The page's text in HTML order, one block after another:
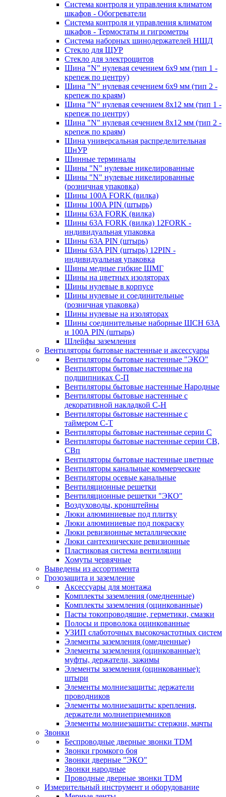
Система контроля и управления климатом
шкафов - Обогреватели
Система контроля и управления климатом
шкафов - Термостаты и гигрометры
Система наборных шинодержателей НШД
Стекло для ЩУР
Стекло для электрощитов
Шина "N" нулевая сечением 6х9 мм (тип 1 -
крепеж по центру)
Шина "N" нулевая сечением 6х9 мм (тип 2 -
крепеж по краям)
Шина "N" нулевая сечением 8х12 мм (тип 1 -
крепеж по центру)
Шина "N" нулевая сечением 8х12 мм (тип 2 -
крепеж по краям)
Шина универсальная распределительная
ШнУР
Шинные терминалы
Шины "N" нулевые никелированные
Шины "N" нулевые никелированные
(розничная упаковка)
Шины 100A FORK (вилка)
Шины 100A PIN (штырь)
Шины 63A FORK (вилка)
Шины 63A FORK (вилка) 12FORK -
индивидуальная упаковка
Шины 63A PIN (штырь)
Шины 63A PIN (штырь) 12PIN -
индивидуальная упаковка
Шины медные гибкие ШМГ
Шины на цветных изоляторах
Шины нулевые в корпусе
Шины нулевые и соединительные
(розничная упаковка)
Шины нулевые на изоляторах
Шины соединительные наборные ШСН 63A
и 100А PIN (штырь)
Шлейфы заземления
Вентиляторы бытовые настенные и аксессуары
Вентиляторы бытовые настенные "ЭКО"
Вентиляторы бытовые настенные на
подшипниках С-П
Вентиляторы бытовые настенные Народные
Вентиляторы бытовые настенные с
декоративной накладкой С-Н
Вентиляторы бытовые настенные с
таймером С-Т
Вентиляторы бытовые настенные серии С
Вентиляторы бытовые настенные серии СВ,
СВп
Вентиляторы бытовые настенные цветные
Вентиляторы канальные коммерческие
Вентиляторы осевые канальные
Вентиляционные решетки
Вентиляционные решетки "ЭКО"
Воздуховоды, кронштейны
Люки алюминиевые под плитку
Люки алюминиевые под покраску
Люки ревизионные металлические
Люки сантехнические ревизионные
Пластиковая система вентиляции
Хомуты червячные
Выведены из ассортимента
Грозозащита и заземление
Аксессуары для монтажа
Комплекты заземления (омедненные)
Комплекты заземления (оцинкованные)
Пасты токопроводящие, герметики, смазки
Полосы и проволока оцинкованные
УЗИП слаботочных высокочастотных систем
Элементы заземления (омедненные)
Элементы заземления (оцинкованные):
муфты, держатели, зажимы
Элементы заземления (оцинкованные):
штыри
Элементы молниезащиты: держатели
проводников
Элементы молниезащиты: крепления,
держатели молниеприемников
Элементы молниезащиты: стержни, мачты
Звонки
Беспроводные дверные звонки TDM
Звонки громкого боя
Звонки дверные "ЭКО"
Звонки народные
Проводные дверные звонки TDM
Измерительный инструмент и оборудование